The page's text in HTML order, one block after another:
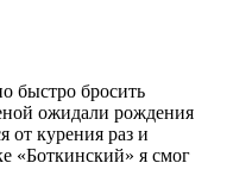
быстро бросить
ожидали рождения
от курения раз и
«Боткинский» я смог